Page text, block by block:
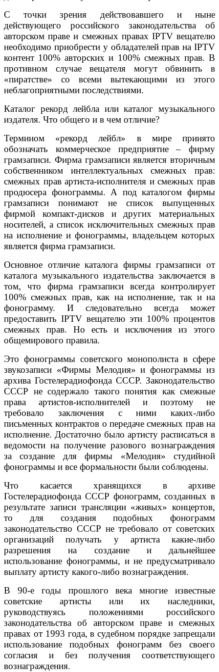
С точки зрения действовавшего и ныне
действующего российского законодательства об
авторском праве и смежных правах IPTV вещателю
необходимо приобрести у обладателей прав на IPTV
контент 100% авторских и 100% смежных прав. В
противном случае вещателя могут обвинить в
«пиратстве» со всеми вытекающими из этого
неблагоприятными последствиями.
Каталог рекорд лейбла или каталог музыкального
издателя. Что общего и в чем отличие?
Термином «рекорд лейбл» в мире принято
обозначать коммерческое предприятие – фирму
грамзаписи. Фирма грамзаписи является вторичным
собственником интеллектуальных смежных прав:
смежных прав артиста-исполнителя и смежных прав
продюсера фонограммы. А под каталогом фирмы
грамзаписи понимают не список выпущенных
фирмой компакт-дисков и других материальных
носителей, а список исключительных смежных прав
на исполнение и фонограммы, владельцем которых
является фирма грамзаписи.
Основное отличие каталога фирмы грамзаписи от
каталога музыкального издательства заключается в
том, что фирма грамзаписи всегда контролирует
100% смежных прав, как на исполнение, так и на
фонограмму. И следовательно всегда может
предоставить IPTV вещателю эти 100% процентов
смежных прав. Но есть и исключения из этого
общемирового правила.
Это фонограммы советского монополиста в сфере
звукозаписи «Фирмы Мелодия» и фонограммы из
архива Гостелерадиофонда СССР. Законодательство
СССР не содержало такого понятия как смежные
права артистов-исполнителей и поэтому не
требовало заключения с ними каких-либо
письменных контрактов о передаче смежных прав на
исполнение. Достаточно было артисту расписаться в
ведомости на получение разового вознаграждения
за создание для фирмы «Мелодия» студийной
фонограммы и все формальности были соблюдены.
Что касается хранящихся в архиве
Гостелерадиофонда СССР фонограмм, созданных в
результате записи трансляции «живых» концертов,
то для создания подобных фонограмм
законодательство СССР не требовало от советских
организаций получать у артиста какие-либо
разрешения на создание и дальнейшее
использование фонограммы, и не предусматривало
выплату артисту какого-либо вознаграждения.
В 90-е годы прошлого века многие известные
советские артисты или их наследники,
руководствуясь положениями российского
законодательства об авторском праве и смежных
правах от 1993 года, в судебном порядке запрещали
использование подобных фонограмм без своего
согласия и без получения соответствующего
вознаграждения.